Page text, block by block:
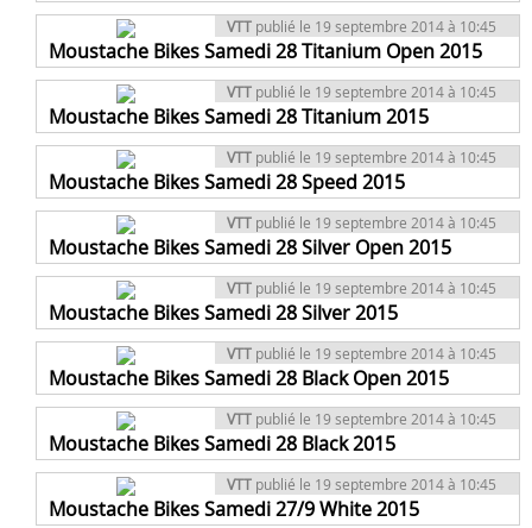
VTT publié le 19 septembre 2014 à 10:45
Moustache Bikes Samedi 28 Titanium Open 2015
VTT publié le 19 septembre 2014 à 10:45
Moustache Bikes Samedi 28 Titanium 2015
VTT publié le 19 septembre 2014 à 10:45
Moustache Bikes Samedi 28 Speed 2015
VTT publié le 19 septembre 2014 à 10:45
Moustache Bikes Samedi 28 Silver Open 2015
VTT publié le 19 septembre 2014 à 10:45
Moustache Bikes Samedi 28 Silver 2015
VTT publié le 19 septembre 2014 à 10:45
Moustache Bikes Samedi 28 Black Open 2015
VTT publié le 19 septembre 2014 à 10:45
Moustache Bikes Samedi 28 Black 2015
VTT publié le 19 septembre 2014 à 10:45
Moustache Bikes Samedi 27/9 White 2015